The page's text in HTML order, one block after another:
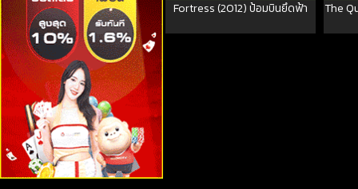
Fortress (2012) ป้อมบินยึดฟ้า The